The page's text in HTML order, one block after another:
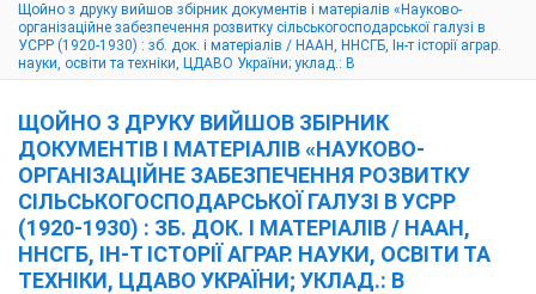
Щойно з друку вийшов збірник документів і матеріалів «Науково-
організаційне забезпечення розвитку сільськогосподарської галузі в
УСРР (1920-1930) : зб. док. і матеріалів / НААН, ННСГБ, Ін-т історії аграр.
науки, освіти та техніки, ЦДАВО України; уклад.: В
ЩОЙНО З ДРУКУ ВИЙШОВ ЗБІРНИК
ДОКУМЕНТІВ І МАТЕРІАЛІВ «НАУКОВО-
ОРГАНІЗАЦІЙНЕ ЗАБЕЗПЕЧЕННЯ РОЗВИТКУ
СІЛЬСЬКОГОСПОДАРСЬКОЇ ГАЛУЗІ В УСРР
(1920-1930) : ЗБ. ДОК. І МАТЕРІАЛІВ / НААН,
ННСГБ, ІН-Т ІСТОРІЇ АГРАР. НАУКИ, ОСВІТИ ТА
ТЕХНІКИ, ЦДАВО УКРАЇНИ; УКЛАД.: В